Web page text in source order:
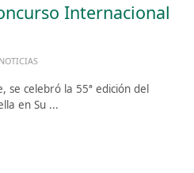
Internacional
NOTICIAS
celebró la 55ª edición del
en Su ...